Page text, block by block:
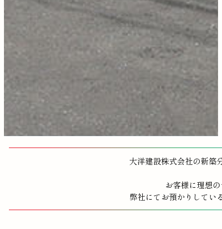
大洋建設株式会社の新築
お客様に理想
弊社にてお預かりしてい